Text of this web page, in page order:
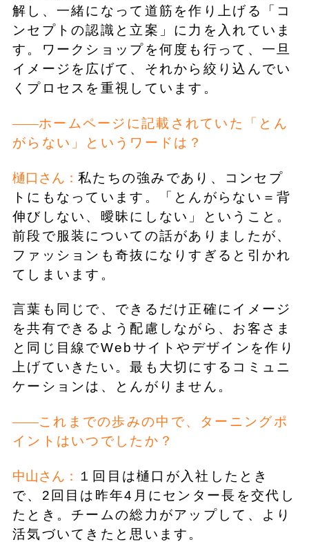
解し、一緒になって道筋を作り上げる「コ
ンセプトの認識と立案」に力を入れていま
す。ワークショップを何度も行って、一旦
イメージを広げて、それから絞り込んでい
くプロセスを重視しています。
ホームページに記載されていた「とん
がらない」というワードは？
樋口さん： 私たちの強みであり、コンセプ
トにもなっています。「とんがらない＝背
伸びしない、曖昧にしない」ということ。
前段で服装についての話がありましたが、
ファッションも奇抜になりすぎると引かれ
てしまいます。
言葉も同じで、できるだけ正確にイメージ
を共有できるよう配慮しながら、お客さま
と同じ目線でWebサイトやデザインを作り
上げていきたい。最も大切にするコミュニ
ケーションは、とんがりません。
これまでの歩みの中で、ターニングポ
イントはいつでしたか？
中山さん：
１回目は樋口が入社したとき
で、2回目は昨年4月にセンター長を交代し
たとき。チームの総力がアップして、より
活気づいてきたと思います。